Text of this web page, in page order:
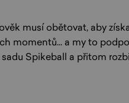
musí obětovat, aby
momentů... a my to
Spikeball a přitom